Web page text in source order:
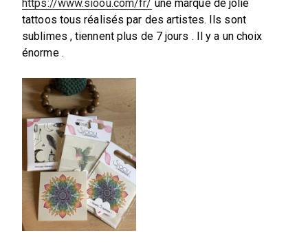
https://www.sioou.com/fr/ une marque de jolie
tattoos tous réalisés par des artistes. Ils sont
sublimes , tiennent plus de 7 jours . Il y a un choix
énorme .